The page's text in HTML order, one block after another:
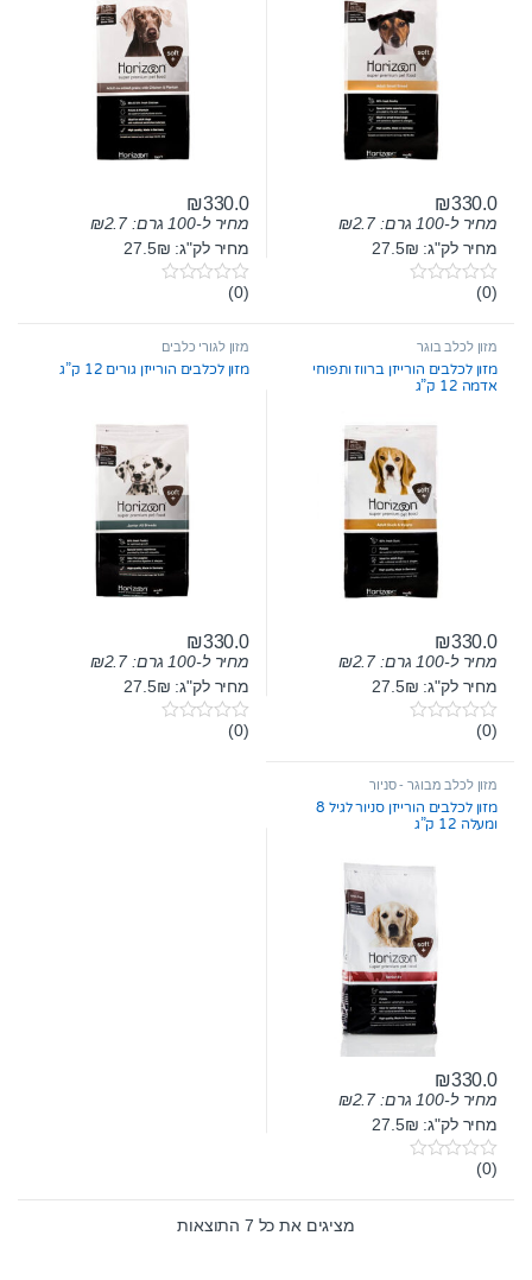
₪330.0
מחיר ל-100 גרם: ₪2.7
מחיר לק"ג: 27.5₪
0
t
o
f
5
(0)
₪330.0
מחיר ל-100 גרם: ₪2.7
מחיר לק"ג: 27.5₪
0
t
o
f
(0)
מזון לכלב בוגר
מזון לכלבים הורייזן ברווז ותפוחי
אדמה 12 ק”ג
₪330.0
מחיר ל-100 גרם: ₪2.7
מחיר לק"ג: 27.5₪
0
t
o
f
5
(0)
מזון לגורי כלבים
מזון לכלבים הורייזן גורים 12 ק”ג
₪330.0
מחיר ל-100 גרם: ₪2.7
מחיר לק"ג: 27.5₪
0(0)
מזון לכלב מבוגר - סניור
מזון לכלבים הורייזן סניור לגיל 8
ומעלה 12 ק”ג
₪330.0
מחיר ל-100 גרם: ₪2.7
מחיר לק"ג: 27.5₪
0
u
(0)
מציגים את כל ⁦7⁩ התוצאות